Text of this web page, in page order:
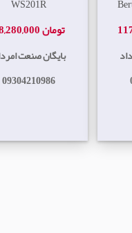
WS201R
98,280,000 تومان
بایگان صنعت
09304210986